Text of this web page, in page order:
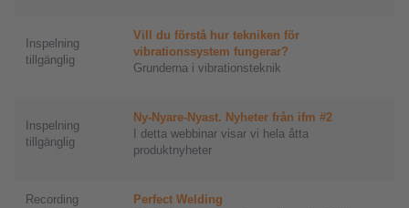
Inspelning
tillgänglig
Vill du förstå hur tekniken för
vibrationssystem fungerar?
Grunderna i vibrationsteknik
Inspelning
tillgänglig
Ny-Nyare-Nyast. Nyheter från ifm #2
I detta webbinar visar vi hela åtta
produktnyheter
Recording
Perfect Welding